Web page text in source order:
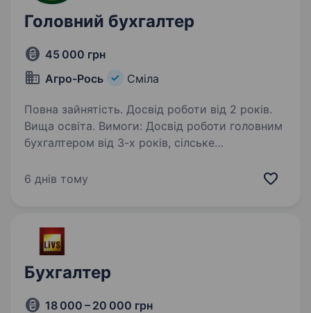
Головний бухгалтер
45 000 грн
Агро-Рось
Сміла
Повна зайнятість. Досвід роботи від 2 років.
Вища освіта. Вимоги: Досвід роботи головним
бухгалтером від 3-х років, сілське
система оподаткування. Знання офісних
6 днів тому
Бухгалтер
18 000 – 20 000 грн